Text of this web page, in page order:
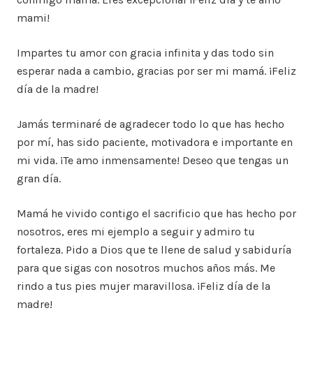
mami!
Impartes tu amor con gracia infinita y das todo sin
esperar nada a cambio, gracias por ser mi mamá. ¡Feliz
día de la madre!
Jamás terminaré de agradecer todo lo que has hecho
por mí, has sido paciente, motivadora e importante en
mi vida. ¡Te amo inmensamente! Deseo que tengas un
gran día.
Mamá he vivido contigo el sacrificio que has hecho por
nosotros, eres mi ejemplo a seguir y admiro tu
fortaleza. Pido a Dios que te llene de salud y sabiduría
para que sigas con nosotros muchos años más. Me
rindo a tus pies mujer maravillosa. ¡Feliz día de la
madre!